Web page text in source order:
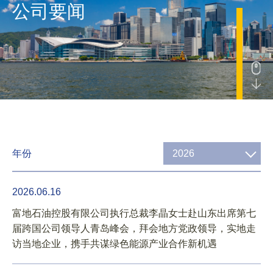
公司要闻
年份 2026
2026.06.16
富地石油控股有限公司执行总裁李晶女士赴山东出席第七
届跨国公司领导人青岛峰会，拜会地方党政领导，实地走
访当地企业，携手共谋绿色能源产业合作新机遇